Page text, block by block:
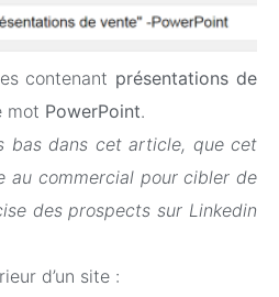
contenant présentations de
mot PowerPoint.
bas dans cet article, que cet
au commercial pour cibler de
des prospects sur Linkedin
d’un site :